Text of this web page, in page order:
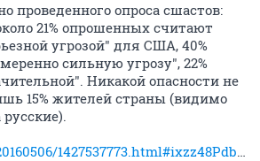
проведенного опроса сшастов:
21% опрошенных считают
угрозой" для США, 40%
сильную угрозу", 22%
Никакой опасности не
15% жителей страны (видимо
1427537773.html#ixzz48PdbQVZo